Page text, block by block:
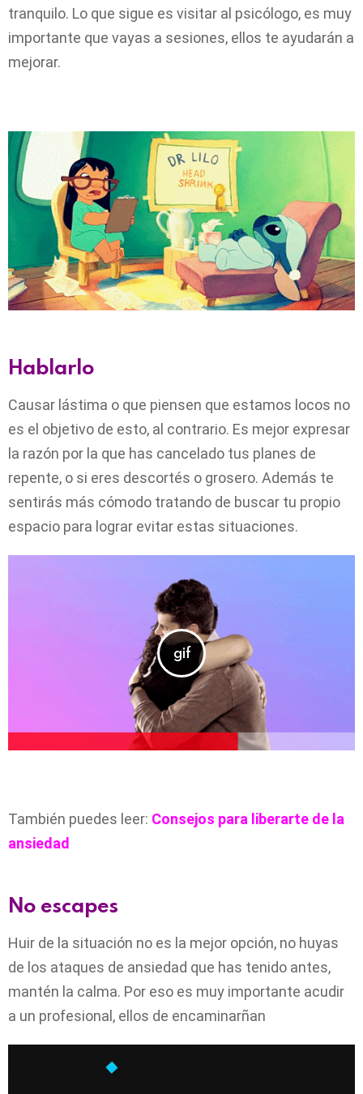
tranquilo. Lo que sigue es visitar al psicólogo, es muy
importante que vayas a sesiones, ellos te ayudarán a
mejorar.
Hablarlo
Causar lástima o que piensen que estamos locos no
es el objetivo de esto, al contrario. Es mejor expresar
la razón por la que has cancelado tus planes de
repente, o si eres descortés o grosero. Además te
sentirás más cómodo tratando de buscar tu propio
espacio para lograr evitar estas situaciones.
También puedes leer: Consejos para liberarte de la
ansiedad
No escapes
Huir de la situación no es la mejor opción, no huyas
de los ataques de ansiedad que has tenido antes,
mantén la calma. Por eso es muy importante acudir
a un profesional, ellos de encaminarñan